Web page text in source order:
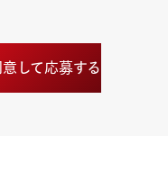
して応募する